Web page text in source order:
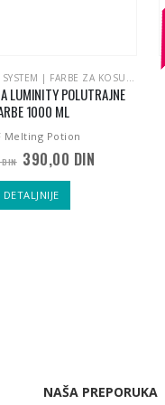
PBF COLORING SYSTEM | FARBE ZA KOSU
,
LUMINITY POLUTRAJNE
1000 ML
Melting Potion
DIN Originalna
cena
je
bila:
650,00 DIN.
390,00 DIN
DETALJNIJE
NAŠA PREPORUKA